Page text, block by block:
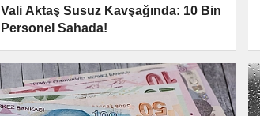
Vali Aktaş Susuz Kavşağında: 10 Bin
Personel Sahada!